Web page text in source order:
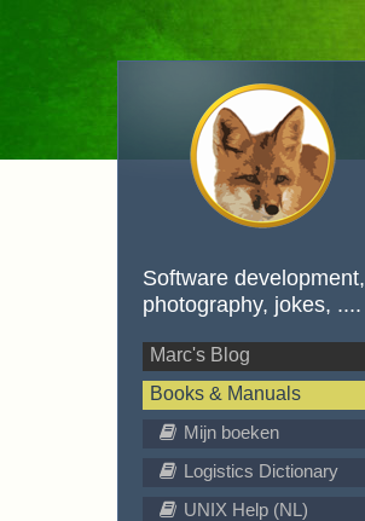
Software development,
photography, jokes, ....
Marc's Blog
Books & Manuals
Mijn boeken
Logistics Dictionary
UNIX Help (NL)